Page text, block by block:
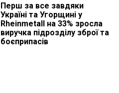
Перш за все завдяки
Україні та Угорщині у
Rheinmetall на 33% зросла
виручка підрозділу зброї та
боєприпасів